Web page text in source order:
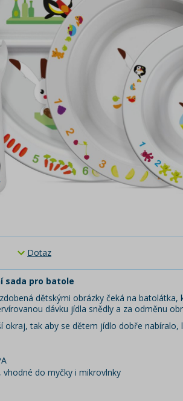
Dotaz
sada pro batole
zdobená dětskými obrázky čeká na
dávku jídla snědly a za odměnu
okraj, tak aby se dětem jídlo dobře
vhodné do myčky i mikrovlnky